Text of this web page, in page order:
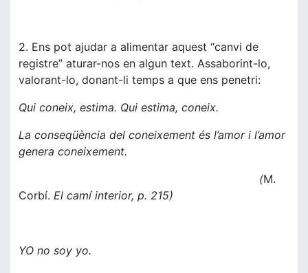
2. Ens pot ajudar a alimentar aquest “canvi de
registre” aturar-nos en algun text. Assaborint-lo,
valorant-lo, donant-li temps a que ens penetri:
Qui coneix, estima. Qui estima, coneix.
La conseqüència del coneixement és l’amor i l’amor
genera coneixement.
(M.
Corbí. El camí interior, p. 215)
YO no soy yo.